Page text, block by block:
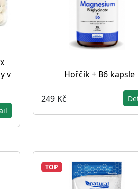
v
Hořčík + B6 kapsle
249 Kč
TOP